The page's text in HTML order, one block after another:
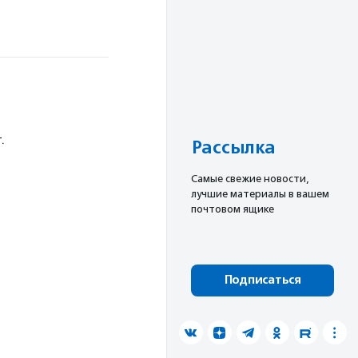
Рассылка
Cамые свежие новости,
лучшие материалы в вашем
почтовом ящике
Подписаться